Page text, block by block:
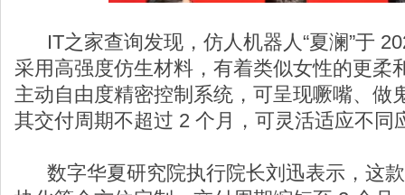
IT之家查询发现，仿人机器人“夏澜”于
采用高强度仿生材料，有着类似女性的更柔
主动自由度精密控制系统，可呈现噘嘴、做
其交付周期不超过 2 个月，可灵活适应不同
数字华夏研究院执行院长刘迅表示，这